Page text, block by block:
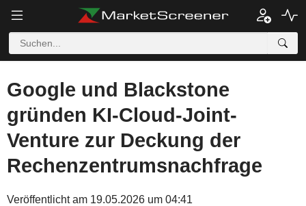
Google und Blackstone
gründen KI-Cloud-Joint-
Venture zur Deckung der
Rechenzentrumsnachfrage
Veröffentlicht am 19.05.2026 um 04:41